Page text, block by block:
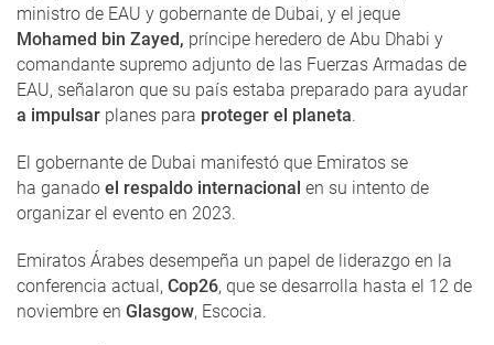
ministro de EAU y gobernante de Dubai, y el jeque
Mohamed bin Zayed, príncipe heredero de Abu Dhabi y
comandante supremo adjunto de las Fuerzas Armadas de
EAU, señalaron que su país estaba preparado para ayudar
a impulsar planes para proteger el planeta.
El gobernante de Dubai manifestó que Emiratos se
ha ganado el respaldo internacional en su intento de
organizar el evento en 2023.
Emiratos Árabes desempeña un papel de liderazgo en la
conferencia actual, Cop26, que se desarrolla hasta el 12 de
noviembre en Glasgow, Escocia.